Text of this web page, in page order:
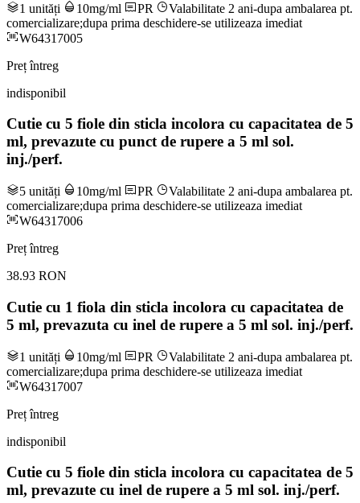
1 unități 10mg/ml PR
Valabilitate 2 ani-dupa ambalarea pt.
comercializare;dupa prima deschidere-se utilizeaza imediat
W64317005
Preț întreg
indisponibil
Cutie cu 5 fiole din sticla incolora cu capacitatea de 5
ml, prevazute cu punct de rupere a 5 ml sol.
inj./perf.
5 unități 10mg/ml PR
Valabilitate 2 ani-dupa ambalarea pt.
comercializare;dupa prima deschidere-se utilizeaza imediat
W64317006
Preț întreg
38.93 RON
Cutie cu 1 fiola din sticla incolora cu capacitatea de
5 ml, prevazuta cu inel de rupere a 5 ml sol. inj./perf.
1 unități 10mg/ml PR
Valabilitate 2 ani-dupa ambalarea pt.
comercializare;dupa prima deschidere-se utilizeaza imediat
W64317007
Preț întreg
indisponibil
Cutie cu 5 fiole din sticla incolora cu capacitatea de 5
ml, prevazute cu inel de rupere a 5 ml sol. inj./perf.